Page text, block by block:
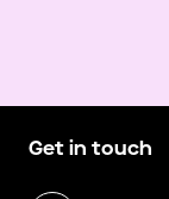
Get in touch